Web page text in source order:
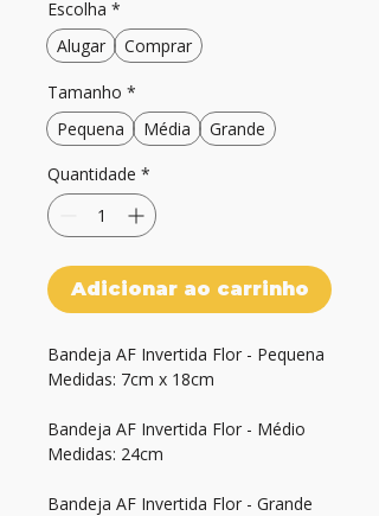
Escolha *
Alugar
Comprar
Tamanho *
Pequena
Média
Grande
Quantidade *
Adicionar ao carrinho
Bandeja AF Invertida Flor - Pequena
Medidas: 7cm x 18cm
Bandeja AF Invertida Flor - Médio
Medidas: 24cm
Bandeja AF Invertida Flor - Grande